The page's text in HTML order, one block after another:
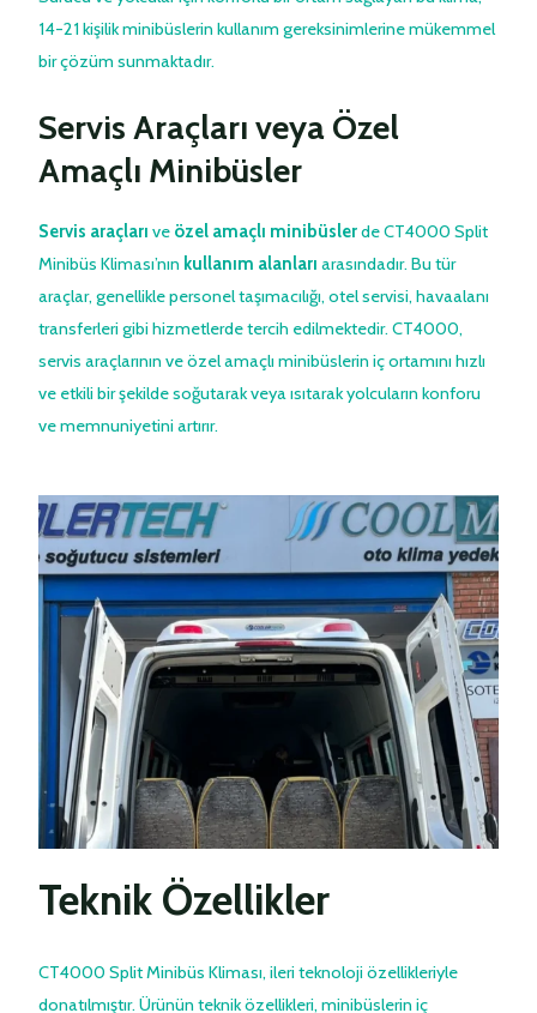
14-21 kişilik minibüslerin kullanım gereksinimlerine mükemmel
bir çözüm sunmaktadır.
Servis Araçları veya Özel
Amaçlı Minibüsler
Servis araçları ve özel amaçlı minibüslerde CT4000 Split
Minibüs Kliması’nın kullanım alanları arasındadır. Bu tür
araçlar, genellikle personel taşımacılığı, otel servisi, havaalanı
transferleri gibi hizmetlerde tercih edilmektedir. CT4000,
servis araçlarının ve özel amaçlı minibüslerin iç ortamını hızlı
ve etkili bir şekilde soğutarak veya ısıtarak yolcuların konforu
ve memnuniyetini artırır.
Teknik Özellikler
CT4000 Split Minibüs Kliması, ileri teknoloji özellikleriyle
donatılmıştır. Ürünün teknik özellikleri, minibüslerin iç